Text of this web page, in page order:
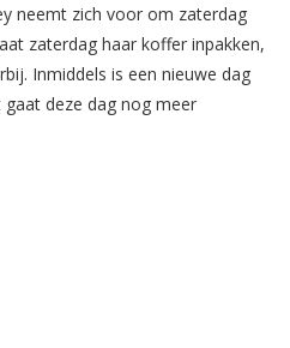
neemt zich voor om zaterdag
zaterdag haar koffer inpakken,
Inmiddels is een nieuwe dag
deze dag nog meer